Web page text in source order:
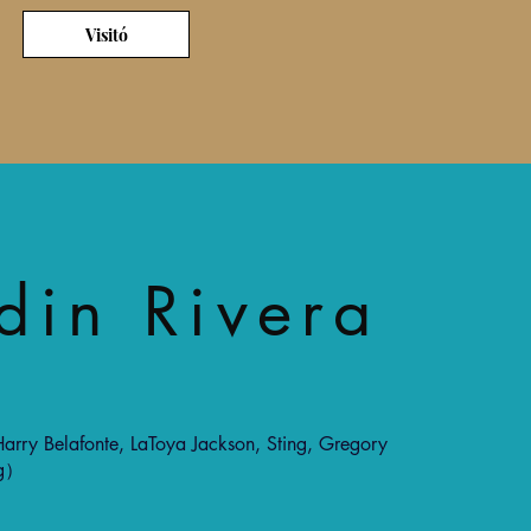
Visitó
Rivera
Belafonte, LaToya Jackson, Sting, Gregory